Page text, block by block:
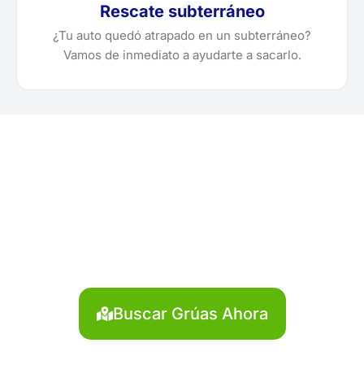
Rescate subterráneo
¿Tu auto quedó atrapado en un subterráneo?
Vamos de inmediato a ayudarte a sacarlo.
Buscar Grúas Ahora